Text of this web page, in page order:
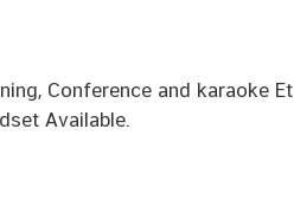
Conference and karaoke
Available.